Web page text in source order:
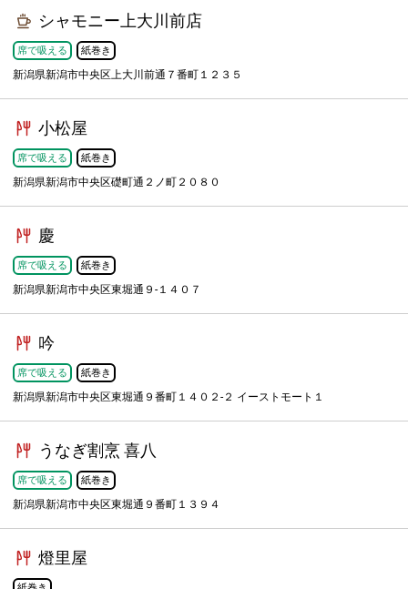
シャモニー上大川前店
席で吸える 紙巻き
新潟県新潟市中央区上大川前通７番町１２３５
小松屋
席で吸える 紙巻き
新潟県新潟市中央区礎町通２ノ町２０８０
慶
席で吸える 紙巻き
新潟県新潟市中央区東堀通９-１４０７
吟
席で吸える 紙巻き
新潟県新潟市中央区東堀通９番町１４０２-２ イーストモート１
うなぎ割烹 喜八
席で吸える 紙巻き
新潟県新潟市中央区東堀通９番町１３９４
燈里屋